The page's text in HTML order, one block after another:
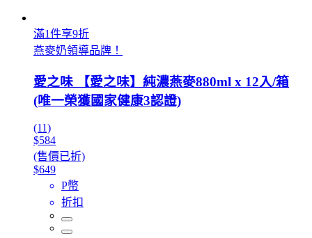
滿1件享9折
燕麥奶領導品牌！
愛之味 【愛之味】純濃燕麥880ml x 12入/箱
(唯一榮獲國家健康3認證)
(11)
$584
(售價已折)
$649
P幣
折扣